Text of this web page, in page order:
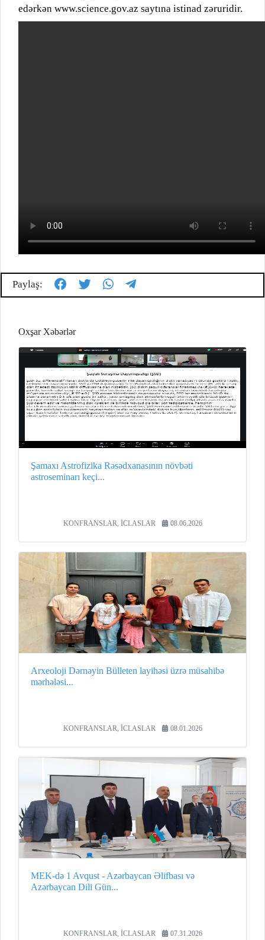
edərkən www.science.gov.az saytına istinad zəruridir.
Paylaş:
Oxşar Xəbərlər
Şamaxı Astrofizika Rəsədxanasının növbəti
astroseminarı keçi...
KONFRANSLAR, İCLASLAR 08.06.2026
Arxeoloji Dərnəyin Bülleten layihəsi üzrə müsahibə
mərhələsi...
KONFRANSLAR, İCLASLAR 08.01.2026
MEK-də 1 Avqust - Azərbaycan Əlifbası və
Azərbaycan Dili Gün...
KONFRANSLAR, İCLASLAR 07.31.2026